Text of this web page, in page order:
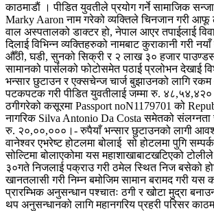
काठमाडाैं । पीडित युवतीले प्रयोग गर्ने सामाजिक
Marky Aaron नाम गरेको व्यक्तिले चिनजान गरी आफू
वाल अस्पतालको डाक्टर हो, नेपाल आएर तपाईलाई
दिलाई विभिन्न व्यक्तिहरुको नामबाट कुराकानी गरी
औँठी, घडी, सुनको सिक्री र २ लाख ३० हजार
सामानको पार्सलको फोटोसमेत पठाई प्रलोभन देखाई
भन्सार छुटाउन र एक्सचेन्ज चार्ज बुझाउनको लागि
पटकपटक गरी पीडित युवतीलाई जम्मा रु.
ठगीगरेको कसूरमा Passport noN1179701 को
नागरिक Silva Antonio Da Costa समेतको
रु. २०,००,०००।- रुपैयाँ भन्सार छुटाउनको लागी
वानेश्वर एभरेष्ट होटलमा बोलाई सो होटलमा पुगि
सोल्टिमा बोलाएकोमा यस महाशाखाबाटखटिएको
३०गते निजलाई पक्राउ गरी ठमेल स्थित निज बसेको
खानतलासी गरी निम्न बमोजिम सामान बरामद गरी यस
प्रारम्भिक अनुसन्धान पश्चातः ठगी र खोटा मुद्रा
थप अनुसन्धानको लागि महानगरिय प्रहरी परिसर